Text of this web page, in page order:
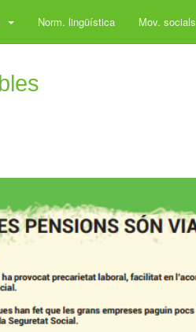
Norm. lingüística Mov. socials